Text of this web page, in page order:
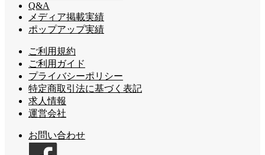
Q&A
メディア掲載実績
ポップアップ実績
ご利用規約
ご利用ガイド
プライバシーポリシー
特定商取引法に基づく表記
求人情報
運営会社
お問い合わせ